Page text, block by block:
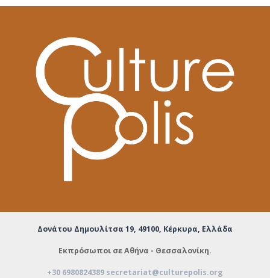
Δονάτου Δημουλίτσα 19, 49100, Κέρκυρα, Ελλάδα
Εκπρόσωποι σε Αθήνα - Θεσσαλονίκη.
+30 6980824389 secretariat@culturepolis.org